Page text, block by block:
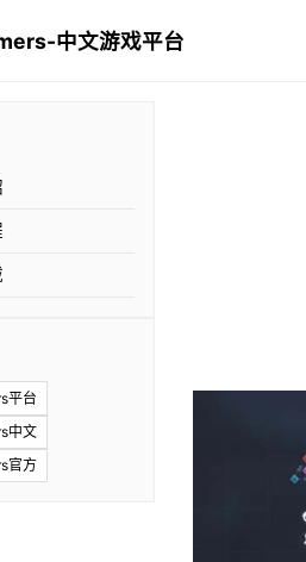
中文游戏平台
平台
中文
官方